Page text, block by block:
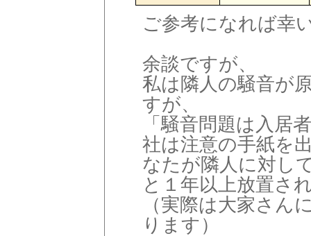
ご参考になれば幸
余談ですが、
私は隣人の騒音が
すが、
「騒音問題は入居
社は注意の手紙を
なたが隣人に対し
と１年以上放置さ
（実際は大家さん
ります）